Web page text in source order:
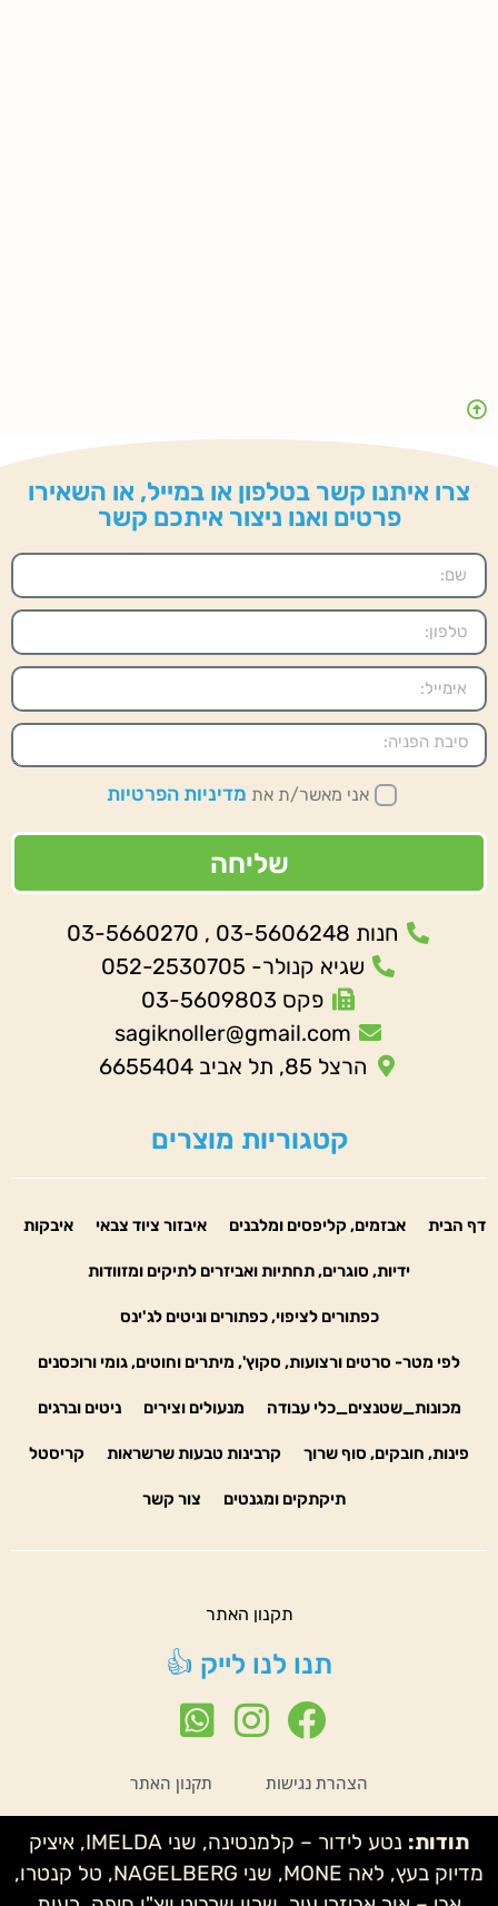
צרו איתנו קשר בטלפון או במייל, או השאירו
פרטים ואנו ניצור איתכם קשר
אני מאשר/ת את מדיניות הפרטיות
שליחה
חנות 03-5606248 , 03-5660270
שגיא קנולר- 052-2530705
פקס 03-5609803
sagiknoller@gmail.com
הרצל 85, תל אביב 6655404
קטגוריות מוצרים
דף הבית אבזמים, קליפסים ומלבנים איבזור ציוד צבאי איבקות
ידיות, סוגרים, תחתיות ואביזרים לתיקים ומזוודות
כפתורים לציפוי, כפתורים וניטים לג'ינס
לפי מטר- סרטים ורצועות, סקוץ', מיתרים וחוטים, גומי ורוכסנים
מכונות_שטנצים_כלי עבודה מנעולים וצירים ניטים וברגים
פינות, חובקים, סוף שרוך קרבינות טבעות שרשראות קריסטל
תיקתקים ומגנטים צור קשר
תקנון האתר
תנו לנו לייק 👍
הצהרת נגישות תקנון האתר
תודות:
נטע לידור – קלמנטינה, שני IMELDA, איציק
מדיוק בעץ, לאה MONE, שני NAGELBERG, טל קנטרו,